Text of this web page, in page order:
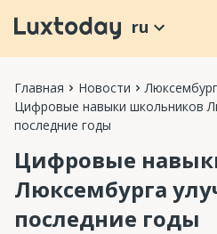
ru
Главная Новости
Люксембург
Цифровые навыки школьников
последние годы
Цифровые
Люксембурга
последние годы